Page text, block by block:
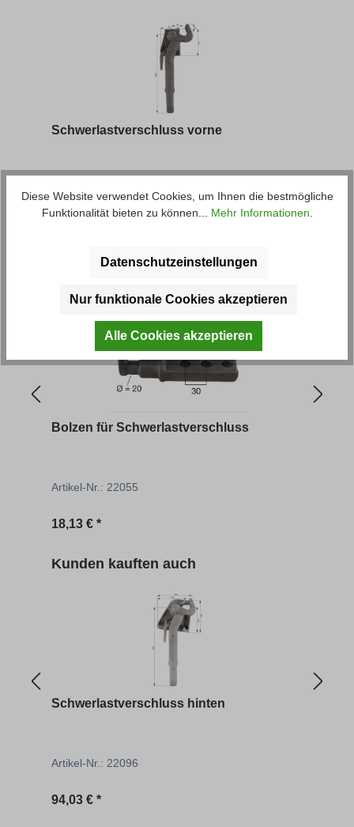
Schwerlastverschluss vorne
Artikel-Nr.: 22091M
Produktgalerie überspringen
Kunden haben sich ebenfalls
Bolzen für Schwerlastverschluss
Artikel-Nr.: 22055
Regulärer Preis:
18,13 € *
Produktgalerie überspringen
Kunden kauften auch
Schwerlastverschluss hinten
Artikel-Nr.: 22096
Regulärer Preis:
94,03 € *
Diese Website verwendet Cookies, um Ihnen die bestmögliche
Funktionalität bieten zu können... Mehr Informationen
Datenschutzeinstellungen
Nur funktionale Cookies akzeptieren
Alle Cookies akzeptieren